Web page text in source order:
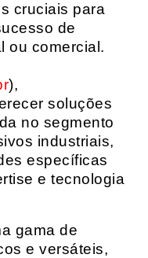
cruciais para
de
ou comercial.
),
soluções
no segmento
industriais,
específicas
e tecnologia
gama de
e versáteis,